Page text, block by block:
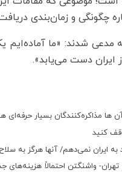
چگونگی و زمان‌بندی
مدعی شدند: «ما
ایران دست می‌یابد».
آن ها مذاکره‌کنندگان بسیار حرفه‌ای
کنید
به ایران نمی‌دهم/ آنها هرگز به
واشنگتن احتمالاً هزینه‌های